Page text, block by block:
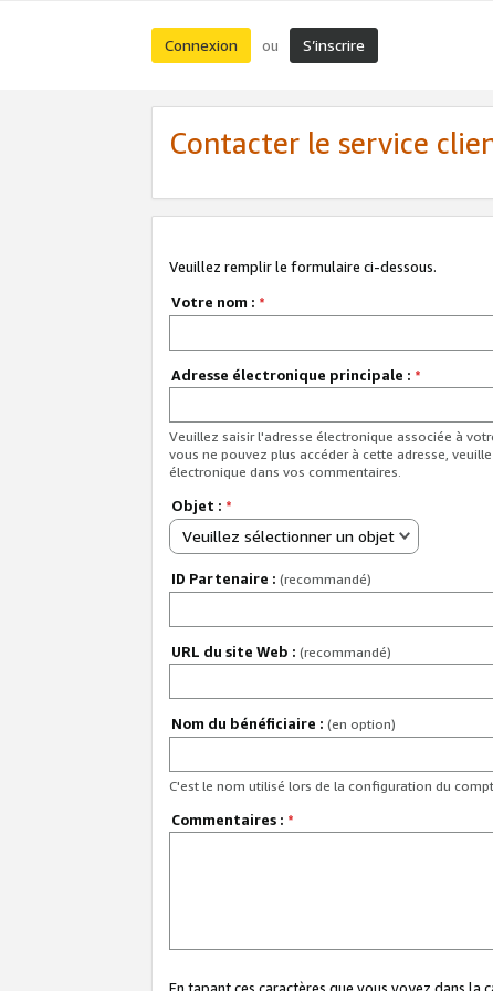
Connexion ou S’inscrire
Contacter le service
Veuillez remplir le formulaire ci-dessous.
Votre nom : *
Adresse électronique principale : *
Veuillez saisir l'adresse électronique associée à
vous ne pouvez plus accéder à cette adresse,
électronique dans vos commentaires.
Objet : *
Veuillez sélectionner un objet
ID Partenaire : (recommandé)
URL du site Web : (recommandé)
Nom du bénéficiaire : (en option)
C'est le nom utilisé lors de la configuration du
Commentaires : *